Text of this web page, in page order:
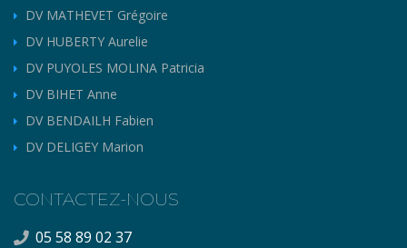
DV MATHEVET Grégoire
DV HUBERTY Aurelie
DV PUYOLES MOLINA Patricia
DV BIHET Anne
DV BENDAILH Fabien
DV DELIGEY Marion
CONTACTEZ-NOUS
05 58 89 02 37